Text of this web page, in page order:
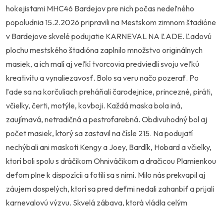
hokejistami MHC46 Bardejov pre nich počas nedeľného
popoludnia 15.2.2026 pripravili na Mestskom zimnom štadióne
v Bardejove skvelé podujatie KARNEVAL NA ĽADE. Ľadovú
plochu mestského štadióna zaplnilo množstvo originálnych
masiek, a ich malí aj veľkí tvorcovia predviedli svoju veľkú
kreativitu a vynaliezavosť. Bolo sa veru načo pozerať. Po
ľade sa na korčuliach preháňali čarodejnice, princezné, piráti,
včielky, čerti, motýle, kovboji. Každá maska bola iná,
zaujímavá, netradičná a pestrofarebná. Obdivuhodný bol aj
počet masiek, ktorý sa zastavil na čísle 215. Na podujatí
nechýbali ani maskoti Kengy a Joey, Bardík, Hobard a včielky,
ktorí boli spolu s dráčikom Ohniváčikom a dračicou Plamienkou
deťom plne k dispozícii a fotili sa s nimi. Milo nás prekvapil aj
záujem dospelých, ktorí sa pred deťmi nedali zahanbiť a prijali
karnevalovú výzvu. Skvelá zábava, ktorá vládla celým